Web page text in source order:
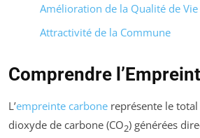
Amélioration de la Qualité de Vie
Attractivité de la Commune
Comprendre
L’empreinte carbone représente le
dioxyde de carbone (CO2) générées